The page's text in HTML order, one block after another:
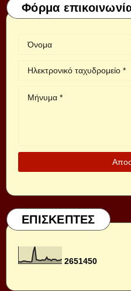
Φόρμα
ΕΠΙΣΚΕΠΤΕΣ
2651450